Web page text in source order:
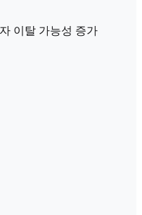
이탈 가능성 증가